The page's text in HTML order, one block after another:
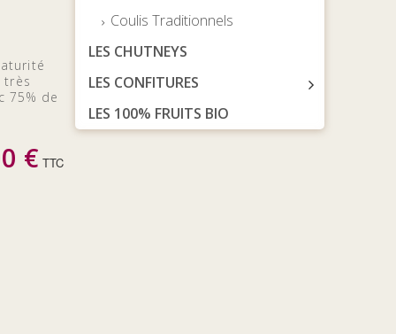
très
75% de
€ TTC
Coulis Traditionnels
LES CHUTNEYS
LES CONFITURES
LES 100% FRUITS BIO